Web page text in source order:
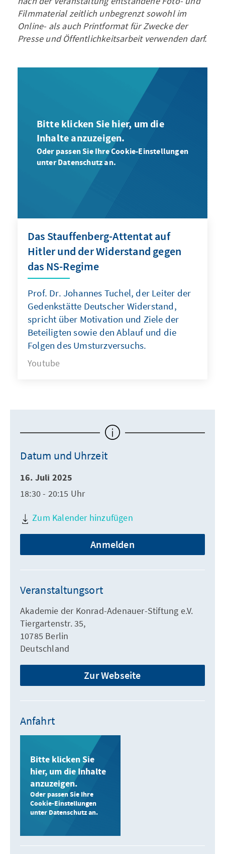
Filmmaterial zeitlich unbegrenzt sowohl im
Online- als auch Printformat für Zwecke der
Presse und Öffentlichkeitsarbeit verwenden darf.
Bitte klicken Sie hier, um die
Inhalte anzuzeigen.
Oder passen Sie Ihre Cookie-Einstellungen
unter Datenschutz an.
Das Stauffenberg-Attentat auf
Hitler und der Widerstand gegen
das NS-Regime
Prof. Dr. Johannes Tuchel, der Leiter der
Gedenkstätte Deutscher Widerstand,
spricht über Motivation und Ziele der
Beteiligten sowie den Ablauf und die
Folgen des Umsturzversuchs.
Youtube
Datum und Uhrzeit
16. Juli 2025
18:30 - 20:15 Uhr
Zum Kalender hinzufügen
Anmelden
Veranstaltungsort
Akademie der Konrad-Adenauer-Stiftung e.V.
Tiergartenstr. 35,
10785 Berlin
Deutschland
Zur Webseite
Anfahrt
Bitte klicken Sie
hier, um die Inhalte
anzuzeigen.
Oder passen Sie Ihre
Cookie-Einstellungen
unter Datenschutz an.